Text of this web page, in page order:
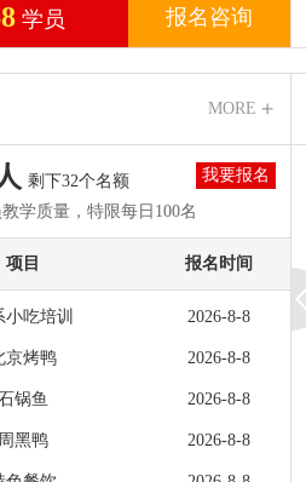
报名咨询
学员
MORE
剩下32个名额
学质量，特限每日100名
我要报名
项目 报名时间
黑鸭 2026-8-8
色餐饮 2026-8-8
2026-8-8
小吃培训 2026-8-8
山烤鱼 2026-8-8
卤肉 2026-8-8
小吃培训 2026-8-8
京烤鸭 2026-8-8
锅鱼 2026-8-8
周黑鸭 2026-8-8